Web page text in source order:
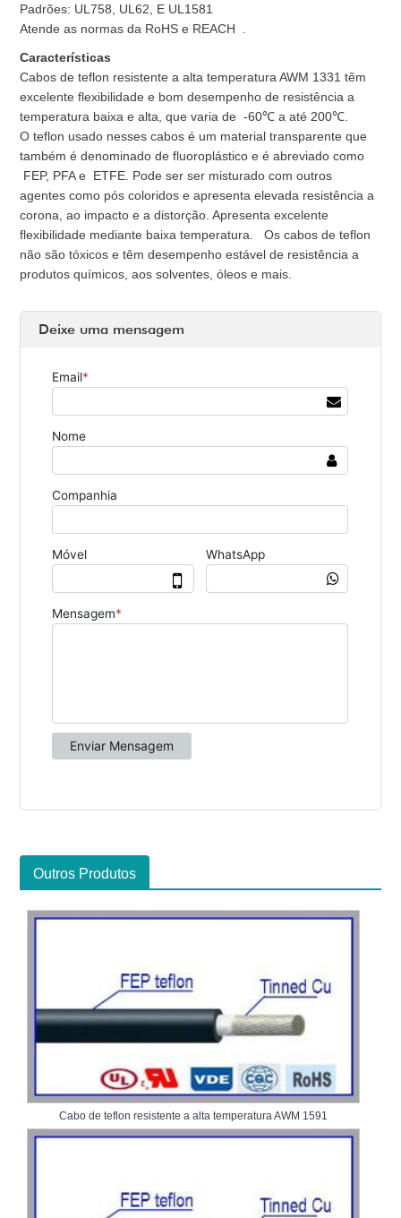
Padrões: UL758, UL62, E UL1581
Atende as normas da RoHS e REACH .
Características
Cabos de teflon resistente a alta temperatura AWM 1331 têm
excelente flexibilidade e bom desempenho de resistência a
temperatura baixa e alta, que varia de -60℃ a até 200℃.
O teflon usado nesses cabos é um material transparente que
também é denominado de fluoroplástico e é abreviado como
FEP, PFA e ETFE. Pode ser ser misturado com outros
agentes como pós coloridos e apresenta elevada resistência a
corona, ao impacto e a distorção. Apresenta excelente
flexibilidade mediante baixa temperatura. Os cabos de teflon
não são tóxicos e têm desempenho estável de resistência a
produtos químicos, aos solventes, óleos e mais.
Deixe uma mensagem
Outros Produtos
Cabo de teflon resistente a alta temperatura AWM 1591